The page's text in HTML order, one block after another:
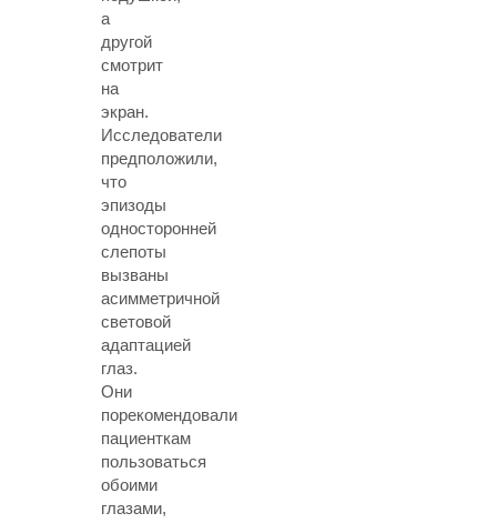
а
другой
смотрит
на
экран.
Исследователи
предположили,
что
эпизоды
односторонней
слепоты
вызваны
асимметричной
световой
адаптацией
глаз.
Они
порекомендовали
пациенткам
пользоваться
обоими
глазами,